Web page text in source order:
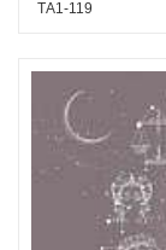
ТА1-119